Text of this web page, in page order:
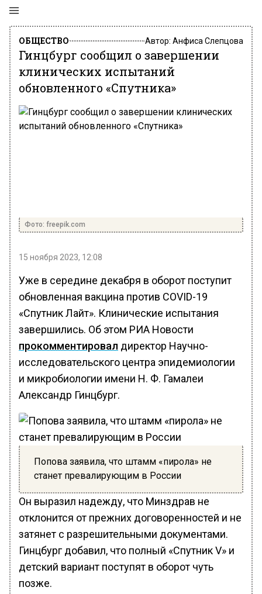
ОБЩЕСТВО Автор: Анфиса Слепцова
Гинцбург сообщил о завершении
клинических испытаний
обновленного «Спутника»
Фото: freepik.com
15 ноября 2023, 12:08
Уже в середине декабря в оборот поступит
обновленная вакцина против COVID-19
«Спутник Лайт». Клинические испытания
завершились. Об этом РИА Новости
прокомментировал директор Научно-
исследовательского центра эпидемиологии
и микробиологии имени Н. Ф. Гамалеи
Александр Гинцбург.
Попова заявила, что штамм «пирола» не
станет превалирующим в России
Он выразил надежду, что Минздрав не
отклонится от прежних договоренностей и не
затянет с разрешительными документами.
Гинцбург добавил, что полный «Спутник V» и
детский вариант поступят в оборот чуть
позже.